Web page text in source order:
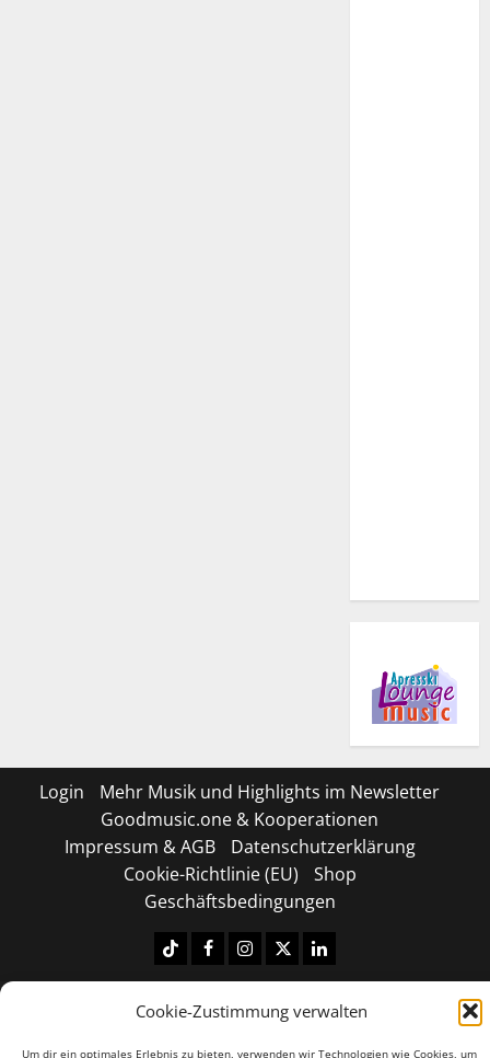
Cookie-Zustimmung verwalten
Um dir ein optimales Erlebnis zu bieten, verwenden wir Technologien wie Cookies, um
Login
Mehr Musik und Highlights im Newsletter
Goodmusic.one & Kooperationen
Impressum & AGB
Datenschutzerklärung
Cookie-Richtlinie (EU)
Shop
Geschäftsbedingungen
TiktokFacebook
Instagram
X LinkedIN
Copyright © 2026 All rights reserved.|MoreNews
by